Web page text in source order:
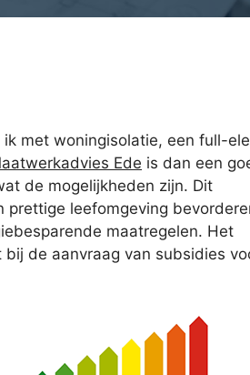
met woningisolatie, een full-
Ede is dan een
de mogelijkheden zijn. Dit
leefomgeving
maatregelen. Het
de aanvraag van subsidies